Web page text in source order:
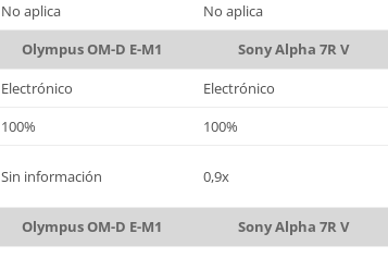
No aplica
No aplica
Olympus OM-D E-M1
Sony Alpha 7R V
Electrónico
Electrónico
100%
100%
Sin información 0,9x
Olympus OM-D E-M1 Sony Alpha 7R V